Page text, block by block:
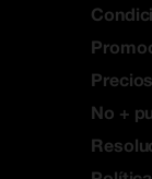
No +